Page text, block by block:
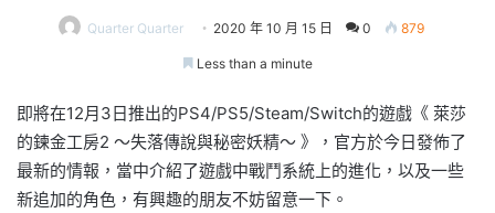
Quarter Quarter 2020 年 10 月 15 日 0 879
Less than a minute
即將在12月3日推出的PS4/PS5/Steam/Switch的遊戲《 萊莎
的鍊金工房2 ～失落傳說與秘密妖精～ 》，官方於今日發佈了
最新的情報，當中介紹了遊戲中戰鬥系統上的進化，以及一些
新追加的角色，有興趣的朋友不妨留意一下。